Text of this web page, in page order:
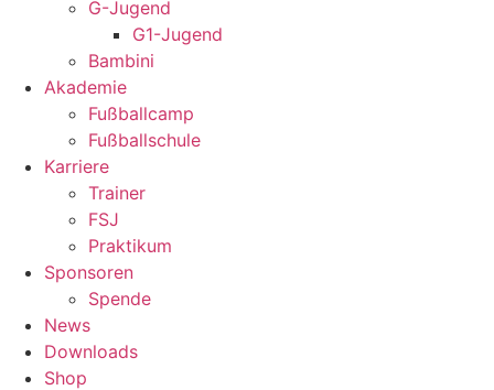
G-Jugend
G1-Jugend
Bambini
Akademie
Fußballcamp
Fußballschule
Karriere
Trainer
FSJ
Praktikum
Sponsoren
Spende
News
Downloads
Shop